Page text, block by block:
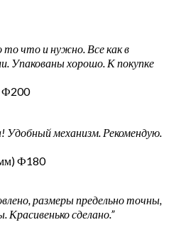
что и нужно. Все как в
Упакованы хорошо. К покупке
Ф200
Удобный механизм. Рекомендую.
Ф180
размеры предельно точны,
сделано.”